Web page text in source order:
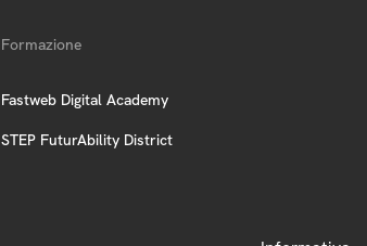
Formazione
Fastweb Digital Academy
STEP FuturAbility District